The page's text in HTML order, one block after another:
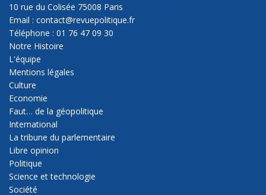
10 rue du Colisée 75008 Paris
Email : contact@revuepolitique.fr
Téléphone : 01 76 47 09 30
Notre Histoire
L'équipe
Mentions légales
Culture
Economie
Faut… de la géopolitique
International
La tribune du parlementaire
Libre opinion
Politique
Science et technologie
Société